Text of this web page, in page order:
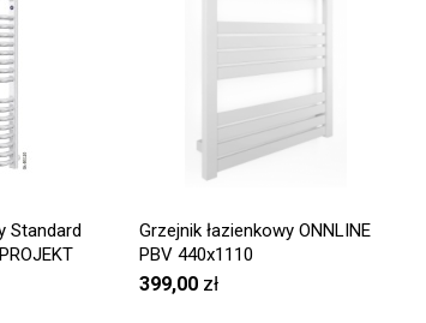
Standard
Grzejnik łazienkowy ONNLINE
PBV 440x1110
399,00 zł